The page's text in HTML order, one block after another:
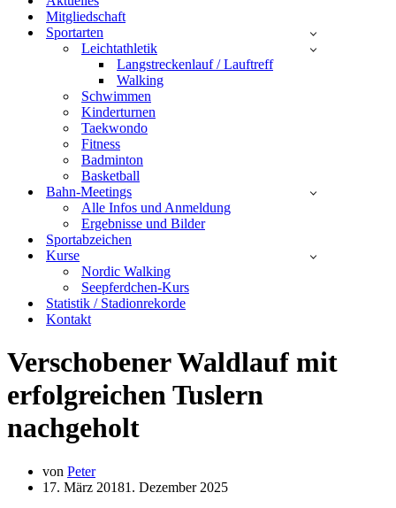
Mitgliedschaft
Sportarten
Leichtathletik
Langstreckenlauf / Lauftreff
Walking
Schwimmen
Kinderturnen
Taekwondo
Fitness
Badminton
Basketball
Bahn-Meetings
Alle Infos und Anmeldung
Ergebnisse und Bilder
Sportabzeichen
Kurse
Nordic Walking
Seepferdchen-Kurs
Statistik / Stadionrekorde
Kontakt
Verschobener Waldlauf mit
erfolgreichen Tuslern
nachgeholt
von Peter
17. März 20181. Dezember 2025